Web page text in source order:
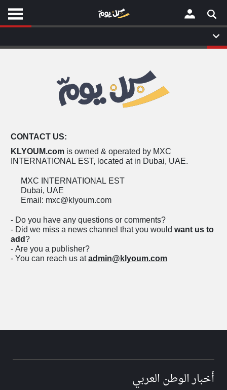
موقع
كل
يوم
لم تقم بقراءة اي مقال مؤخرا
klyoum.com
الصفحة الرئيسية
إتصل بنا
شروط الاستخدام
سياسة الخصوصية
الحقوق الفكرية
مصادر الأخبار
×
CONTACT US:
KLYOUM.comis owned & operated by MXC
INTERNATIONAL EST, located at in Dubai, UAE.
MXC INTERNATIONAL EST
Dubai, UAE
Email: mxc@klyoum.com
- Do you have any questions or comments?
- Did we miss a news channel that you wouldwant us to
add?
- Are you a publisher?
- You can reach us atadmin@klyoum.com
أخبار الوطن العربي
موقع
كل
يوم
لم تقم بقراءة اي مقال مؤخرا
klyoum.com